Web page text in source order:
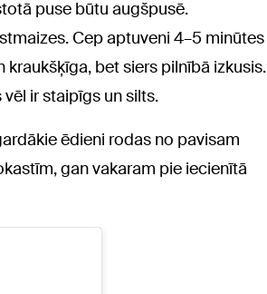
puse būtu augšpusē.
Cep aptuveni 4–5 minūtes
bet siers pilnībā izkusis.
ir staipīgs un silts.
ēdieni rodas no pavisam
gan vakaram pie iecienītā